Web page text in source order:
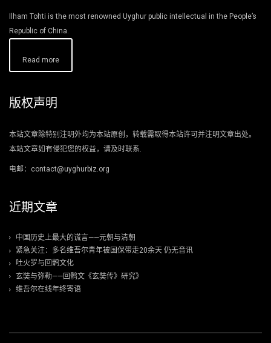
Ilham Tohti is the most renowned Uyghur public intellectual in the People’s
Republic of China.
Read more
版权声明
本站文章除特别注明外均为本站原创，转载需取得本站许可并注明文章出处。
本站文章如有侵犯您的权益，请及时联系.
电邮：contact@uyghurbiz.org
近期文章
中国历史上最大的谎言——元朝与清朝
紧急关注：多名维吾尔青年被国保带走20余天 仍无音讯
吐火罗与回鹘文化
玄奘与弥勒——回鹘文《玄奘传》研究》
维吾尔在线年终寄语